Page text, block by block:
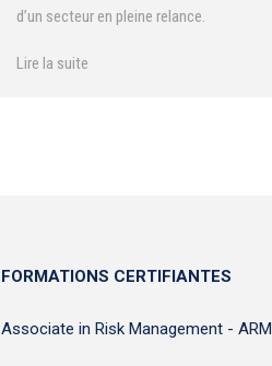
d’un secteur en pleine relance.
Lire la suite
FORMATIONS CERTIFIANTES
Associate in Risk Management - ARM